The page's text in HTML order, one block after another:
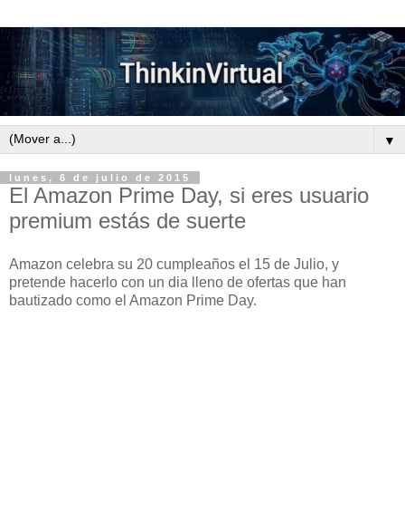
▼
lunes, 6 de julio de 2015
El Amazon Prime Day, si eres usuario
premium estás de suerte
Amazon celebra su 20 cumpleaños el 15 de Julio, y
pretende hacerlo con un dia lleno de ofertas que han
bautizado como el Amazon Prime Day.